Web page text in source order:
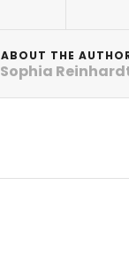
ABOUT THE
Sophia